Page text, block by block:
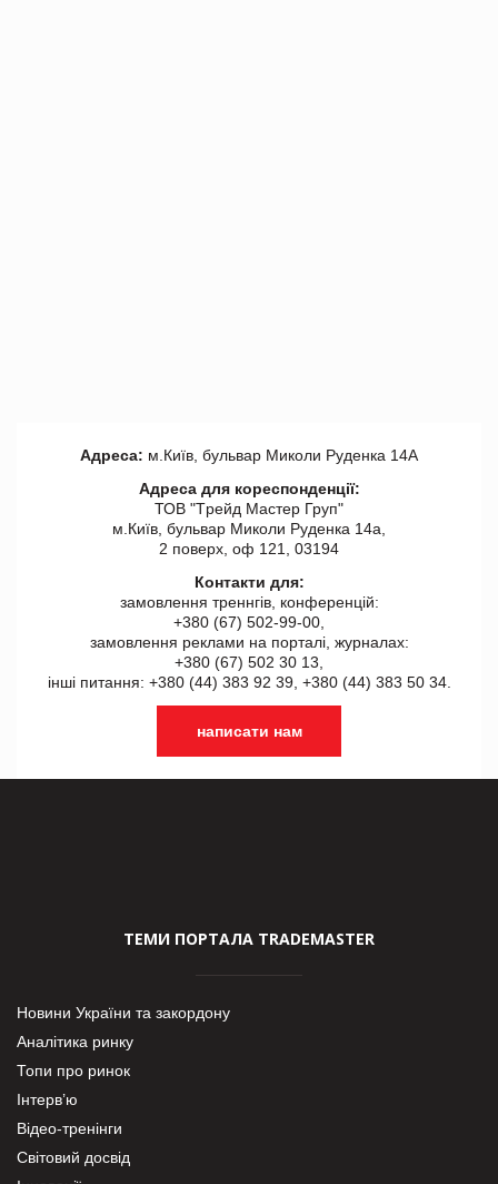
Адреса: м.Київ, бульвар Миколи Руденка 14А
Адреса для кореспонденції:
ТОВ "Tрейд Мастер Груп"
м.Київ, бульвар Миколи Руденка 14а,
2 поверх, оф 121, 03194
Контакти для:
замовлення треннгів, конференцій:
+380 (67) 502-99-00,
замовлення реклами на порталі, журналах:
+380 (67) 502 30 13,
інші питання: +380 (44) 383 92 39, +380 (44) 383 50 34.
написати нам
ТЕМИ ПОРТАЛА TRADEMASTER
Новини України та закордону
Аналітика ринку
Топи про ринок
Інтерв’ю
Відео-тренінги
Світовий досвід